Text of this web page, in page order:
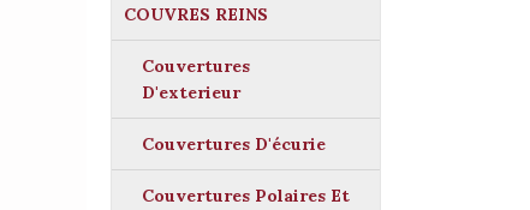
COUVRES REINS
Couvertures
D'exterieur
Couvertures D'écurie
Couvertures Polaires Et